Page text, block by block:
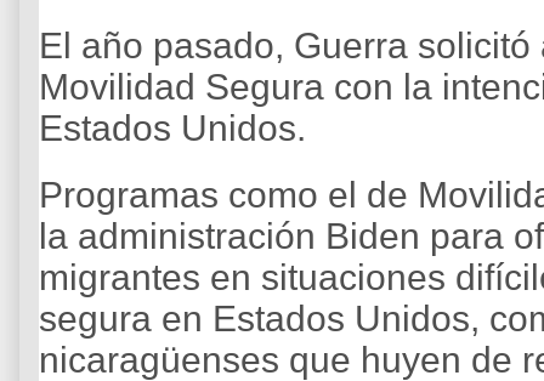
El año pasado, Guerra
Movilidad Segura con la
Estados Unidos.
Programas como el de
la administración Biden para
migrantes en situaciones
segura en Estados Unidos,
nicaragüenses que huyen de